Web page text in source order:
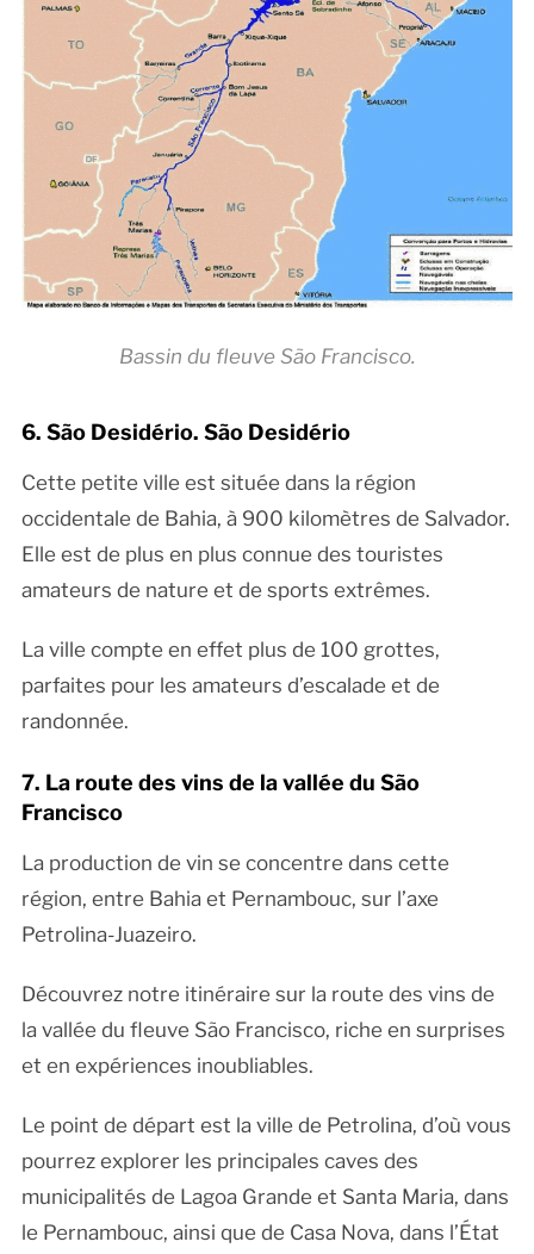
Bassin du fleuve São Francisco.
6. São Desidério. São Desidério
Cette petite ville est située dans la région
occidentale de Bahia, à 900 kilomètres de Salvador.
Elle est de plus en plus connue des touristes
amateurs de nature et de sports extrêmes.
La ville compte en effet plus de 100 grottes,
parfaites pour les amateurs d’escalade et de
randonnée.
7. La route des vins de la vallée du São
Francisco
La production de vin se concentre dans cette
région, entre Bahia et Pernambouc, sur l’axe
Petrolina-Juazeiro.
Découvrez notre itinéraire sur la route des vins de
la vallée du fleuve São Francisco, riche en surprises
et en expériences inoubliables.
Le point de départ est la ville de Petrolina, d’où vous
pourrez explorer les principales caves des
municipalités de Lagoa Grande et Santa Maria, dans
le Pernambouc, ainsi que de Casa Nova, dans l’État